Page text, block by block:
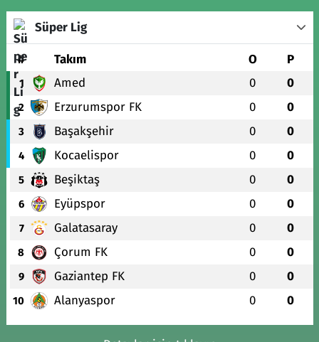
Süper Lig
# Takım O P
1 Amed 0 0
2 Erzurumspor FK 0 0
3 Başakşehir 0 0
4 Kocaelispor 0 0
5 Beşiktaş 0 0
6 Eyüpspor 0 0
7 Galatasaray 0 0
8 Çorum FK 0 0
9 Gaziantep FK 0 0
10 Alanyaspor 0 0